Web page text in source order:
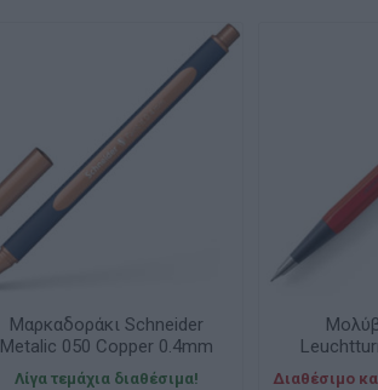
Μαρκαδοράκι Schneider
Metalic 050 Copper 0.4mm
Rollerball
Λίγα τεμάχια διαθέσιμα! Διαθέσιμο